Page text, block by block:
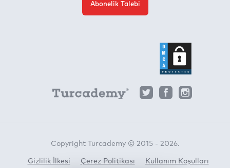
Abonelik Talebi
Copyright Turcademy © 2015 - 2026.
Gizlilik İlkesi Çerez Politikası Kullanım Koşulları